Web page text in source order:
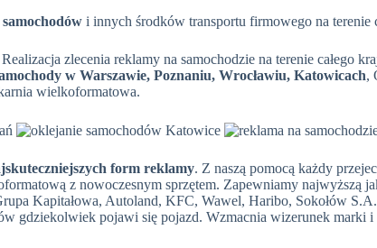
i innych środków transportu firmowego na
zlecenia reklamy na samochodzie na terenie całego
w Warszawie, Poznaniu, Wrocławiu, Katowicach,
wielkoformatowa.
form reklamy. Z naszą pomocą każdy
z nowoczesnym sprzętem. Zapewniamy najwyższą
Kapitałowa, Autoland, KFC, Wawel, Haribo, Sokołów
gdziekolwiek pojawi się pojazd. Wzmacnia wizerunek marki i